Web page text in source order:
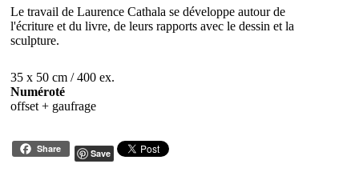
Le travail de Laurence Cathala se développe autour de
l'écriture et du livre, de leurs rapports avec le dessin et la
sculpture.
35 x 50 cm / 400 ex.
Numéroté
offset + gaufrage
Share Save